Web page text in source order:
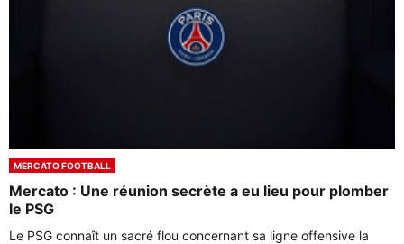
MERCATO FOOTBALL
Mercato : Une réunion secrète a eu lieu pour plomber
le PSG
Le PSG connaît un sacré flou concernant sa ligne offensive la